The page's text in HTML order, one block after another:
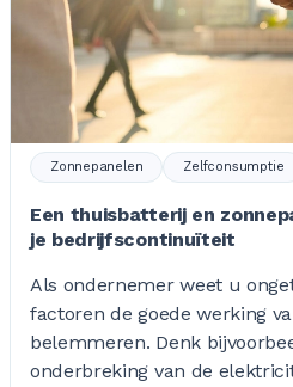
Zonnepanelen Zelfconsumptie
Een thuisbatterij en
je bedrijfscontinuïteit
Als ondernemer weet u
factoren de goede werking
belemmeren. Denk
onderbreking van de